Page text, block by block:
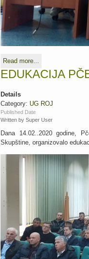
Read more...
EDUKACIJA
Details
Category: UG ROJ
Published Date
Written by Super User
Dana 14.02..2020 godine,
Skupštine, organizovalo